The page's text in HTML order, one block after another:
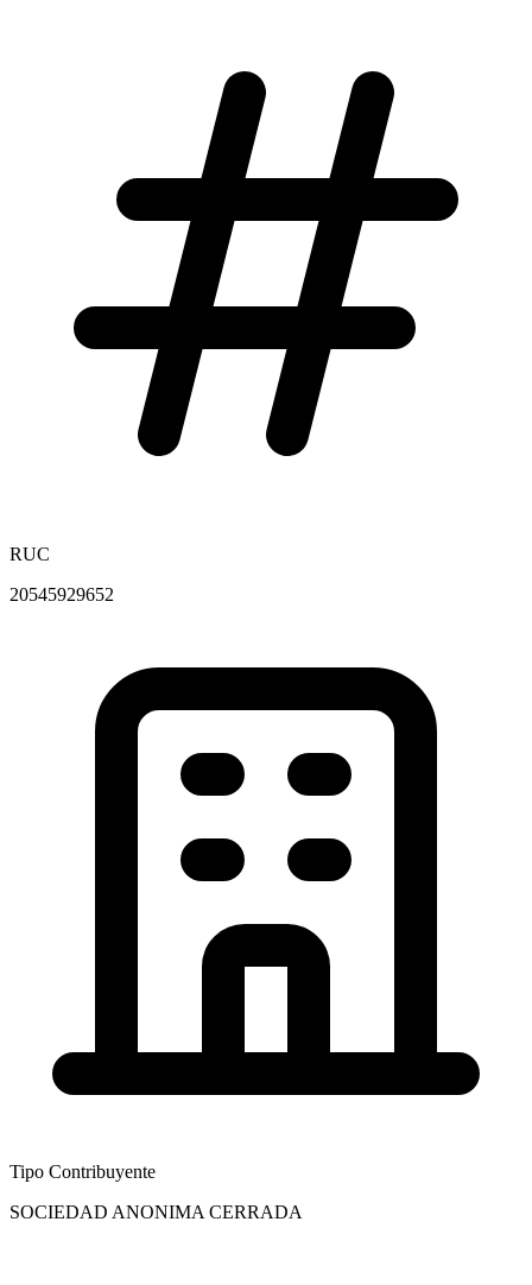
RUC
20545929652
Tipo Contribuyente
SOCIEDAD ANONIMA CERRADA